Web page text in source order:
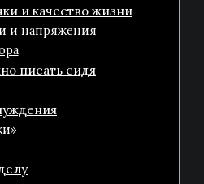
и качество жизни
и напряжения
писать сидя